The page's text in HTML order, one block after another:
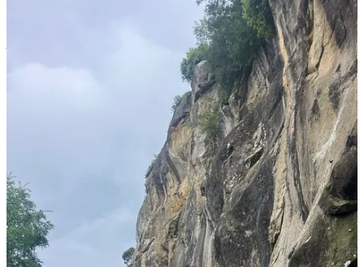
Los tiempos verbales aparecen en todas estas frases. Por mucho que
te esfuerces, es imposible esconderse de ellos.Puedo, pude,
Según los tiempos verbales que uses y cómo los uses, la gente que te
Coño, me veo con este tío haciendo los planes que me gustan.
No solo conocí a gente vasca de puta madre, sino que también
insistieron en presentarme a sus perros, me enseñaron sitios que no
aparecen ni en la segunda ni en la tercera página de Google, y el
último día hasta me llevaron al aeropuerto.